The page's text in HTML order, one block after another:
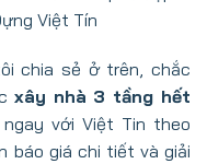
Việt Tín
chia sẻ ở trên, chắc
xây nhà 3 tầng hết
với Việt Tin theo
báo giá chi tiết và giải